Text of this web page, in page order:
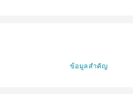
ข้อมูลสำคัญ